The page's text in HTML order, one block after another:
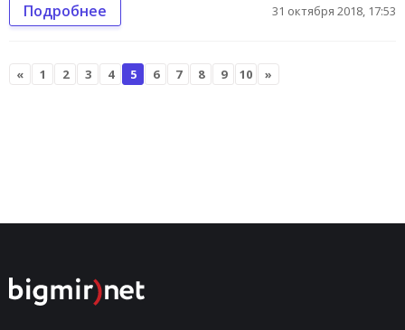
Подробнее 31 октября 2018, 17:53
« 1 2 3 4 5 6 7 8 9 10 »